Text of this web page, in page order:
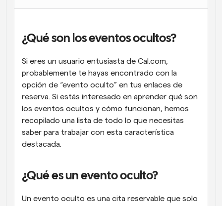
Programación potenciadda con llamadas
impulsadas por IA
Mantente al día con las últimas noticias y
actualizaciones
Reuniones Instantáneas
Reúnete con clientes en minutos
Enlaces de Grupo Dinámico
Reserva reuniones de forma fluida con varias personas
¿Qué son los eventos ocultos?
Si eres un usuario entusiasta de Cal.com,
probablemente te hayas encontrado con la
opción de “evento oculto” en tus enlaces de
reserva. Si estás interesado en aprender qué son
los eventos ocultos y cómo funcionan, hemos
recopilado una lista de todo lo que necesitas
saber para trabajar con esta característica
destacada.
¿Qué es un evento oculto?
Un evento oculto es una cita reservable que solo